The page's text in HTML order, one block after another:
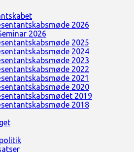
2026
2026
2025
2024
2023
2022
2021
2020
2019
2018